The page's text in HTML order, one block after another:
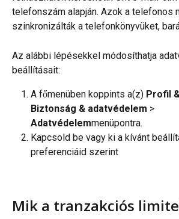
telefonszám alapján. Azok a telefonos
szinkronizálták a telefonkönyvüket,
Az alábbi lépésekkel módosíthatja
beállításait:
A főmenüben koppints a(z) Profil
Biztonság & adatvédelem >
Adatvédelemmenüpontra.
Kapcsold be vagy ki a kívánt
preferenciáid szerint
Mik a tranzakciós